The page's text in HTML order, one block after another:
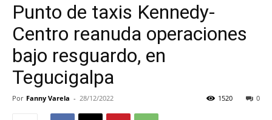
Punto de taxis Kennedy-
Centro reanuda operaciones
bajo resguardo, en
Tegucigalpa
Por Fanny Varela - 28/12/2022 0
1520